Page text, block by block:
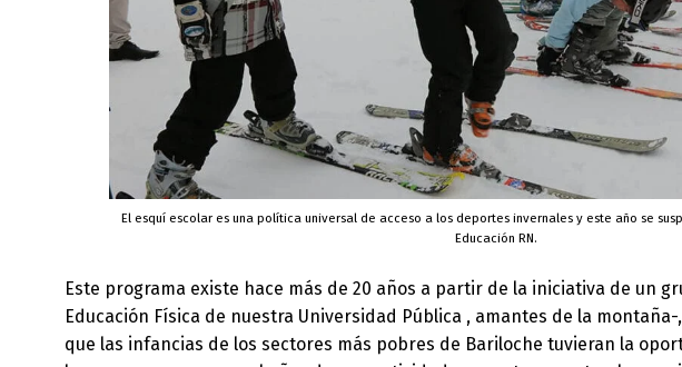
El esquí escolar es una política universal de acceso a los deportes invernales y este año se
Educación RN.
Este programa existe hace más de 20 años a partir de la iniciativa de un
Educación Física de nuestra Universidad Pública , amantes de la
que las infancias de los sectores más pobres de Bariloche tuvieran la